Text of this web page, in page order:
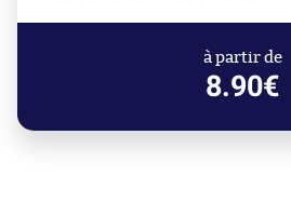
à partir de
8.90€